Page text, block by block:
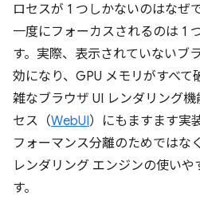
ロセスが 1 つしかないのはなぜ
一度にフォーカスされるのは 1
す。実際、表示されていないブ
効になり、GPU メモリがすべて
雑なブラウザ UI レンダリング
セス（WebUI）にもますます実
フォーマンス分離のためではな
レンダリング エンジンの使い
す。